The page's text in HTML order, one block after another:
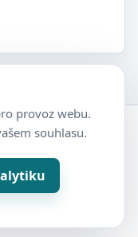
provoz webu.
souhlasu.